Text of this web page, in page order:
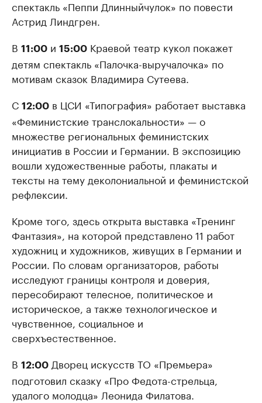
спектакль «Пеппи Длинныйчулок» по повести
Астрид Линдгрен.
В 11:00 и 15:00 Краевой театр кукол покажет
детям спектакль «Палочка-выручалочка» по
мотивам сказок Владимира Сутеева.
С 12:00 в ЦСИ «Типография» работает выставка
«Феминистские транслокальности» — о
множестве региональных феминистских
инициатив в России и Германии. В экспозицию
вошли художественные работы, плакаты и
тексты на тему деколониальной и феминистской
рефлексии.
Кроме того, здесь открыта выставка «Тренинг
Фантазия», на которой представлено 11 работ
художниц и художников, живущих в Германии и
России. По словам организаторов, работы
исследуют границы контроля и доверия,
пересобирают телесное, политическое и
историческое, а также технологическое и
чувственное, социальное и
сверхъестественное.
В 12:00 Дворец искусств ТО «Премьера»
подготовил сказку «Про Федота-стрельца,
удалого молодца» Леонида Филатова.